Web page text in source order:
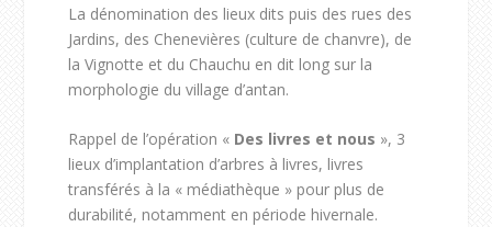
La dénomination des lieux dits puis des rues des
Jardins, des Chenevières (culture de chanvre), de
la Vignotte et du Chauchu en dit long sur la
morphologie du village d’antan.
Rappel de l’opération « Des livres et nous », 3
lieux d’implantation d’arbres à livres, livres
transférés à la « médiathèque » pour plus de
durabilité, notamment en période hivernale.